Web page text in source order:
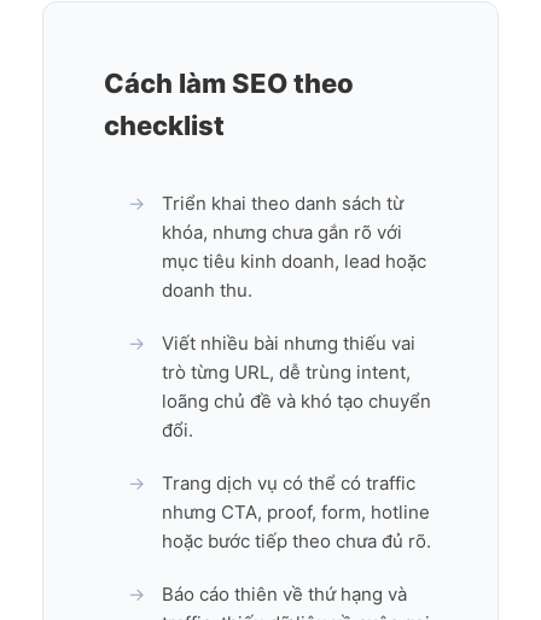
Cách làm SEO theo
checklist
Triển khai theo danh sách từ
khóa, nhưng chưa gắn rõ với
mục tiêu kinh doanh, lead hoặc
doanh thu.
Viết nhiều bài nhưng thiếu vai
trò từng URL, dễ trùng intent,
loãng chủ đề và khó tạo chuyển
đổi.
Trang dịch vụ có thể có traffic
nhưng CTA, proof, form, hotline
hoặc bước tiếp theo chưa đủ rõ.
Báo cáo thiên về thứ hạng và